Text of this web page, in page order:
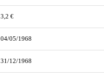
3,2 €
04/05/1968
31/12/1968